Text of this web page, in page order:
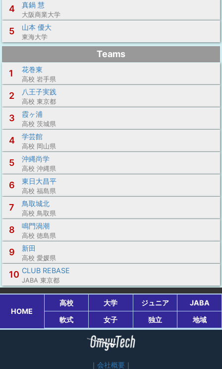
4 真鍋 慧
大阪商業大学
5 山本 優大
東海大学
Teams
1
花巻東
高校 岩手県
2 八王子実践
高校 東京都
3 霞ヶ浦
高校 茨城県
4 学芸館
高校 岡山県
5 沖縄尚学
高校 沖縄県
6 東日大昌平
高校 福島県
7 鳥取城北
高校 鳥取県
8 鳴門渦潮
高校 徳島県
9 新田
高校 愛媛県
10 CLUB REBASE
JABA 東京都
HOME
高校 大学 ジュニア
JABA
軟式
女子 独立 地域
会社概要